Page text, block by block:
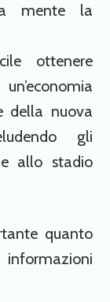
mente la
ottenere
della nuova
gli
allo stadio
quanto